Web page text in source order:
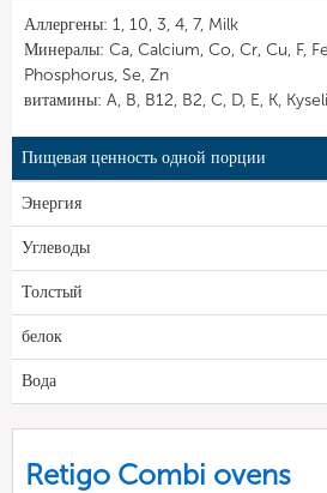
Аллергены: 1, 10, 3, 4, 7, Milk
Минералы: Ca, Calcium, Co, Cr, Cu, F,
Phosphorus, Se, Zn
витамины: A, B, B12, B2, C, D, E, K,
Пищевая ценность одной порции
Энергия
Углеводы
Толстый
белок
Вода
Retigo Combi ovens